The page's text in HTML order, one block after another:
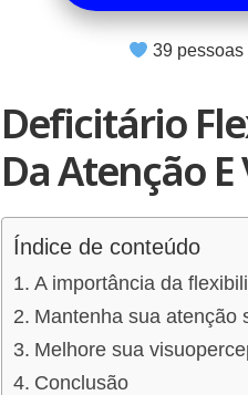
39pessoas
Deficitário
Da Atenção
Índice de conteúdo
A importância da
Mantenha sua atenção
Melhore sua
Conclusão